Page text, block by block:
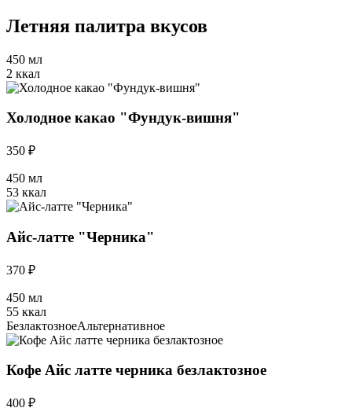
Летняя палитра вкусов
450 мл
2 ккал
Холодное какао "Фундук-вишня"
350 ₽
450 мл
53 ккал
Айс-латте "Черника"
370 ₽
450 мл
55 ккал
БезлактозноеАльтернативное
Кофе Айс латте черника безлактозное
400 ₽